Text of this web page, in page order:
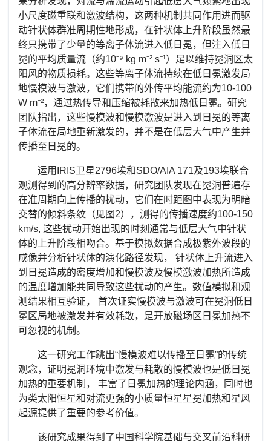
小尺度磁重联和激波结构，这两种机制共同作用进而驱
动针状体群准周期性地形成，在针状体上升阶段虽然最
终只携带了少量的等离子体流进入低日冕，但注入低日
冕的平均质量流（约10⁻⁹ kg m⁻² s⁻¹）足以维持冕洞区太
阳风的物质损耗。这些等离子体流持续在低日冕激发局
地慢模波与激波，它们携带的外传平均能流约为10-100
W m⁻²，通过热传导和压缩被耗散来加热低日冕。研究
团队指出，这些慢模波和慢模激波是进入到日冕的等离
子体流在局地重新激发的，并不是在低层大气中产生并
传播至日冕的。
运用 IRIS卫星2796埃和SDO/AIA 171及193埃联合
观测得到的高分辨率数据，研究团队发现在冕洞普遍存
在准周期向上传播的扰动，它们在时距图中表现为明暗
交替的倾斜条纹（见图 2），测得的传播速度约100-150
km/s, 这些扰动开始出现的时刻通常与低层大气中针状
体的上升阶段相吻合。基于模拟数据合成极紫外波段的
成像并分析针状体的演化路径发现， 针状体上升流进入
到日冕造成的密度增加和慢模波及慢模激波加热所造成
的温度增加能共同导致这些扰动的产生。数值模拟和观
测结果相互验证， 首次证实慢模波与激波可在冕洞低日
冕区局地被激发并有效耗散，是开放磁场区日冕加热不
可忽视的机制。
这一研究工作跳出“慢模波难以传播至日冕”的传统
观念，证明冕洞环境中激发与耗散的慢模波也是低日冕
加热的重要机制， 丰富了日冕加热的理论内涵，同时也
为类太阳恒星和对流更强的小质量恒星星冕加热和星风
起源提供了重要的参考价值。
该研究成果得到了中国科学院基础与交叉前沿科研